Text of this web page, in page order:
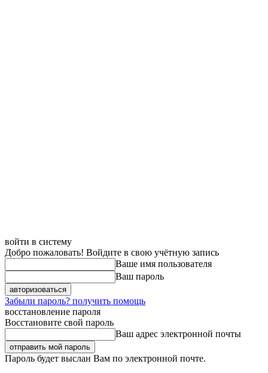
войти в систему
Добро пожаловать! Войдите в свою учётную запись
Ваше имя пользователя
Ваш пароль
Забыли пароль? получить помощь
восстановление пароля
Восстановите свой пароль
Ваш адрес электронной почты
Пароль будет выслан Вам по электронной почте.